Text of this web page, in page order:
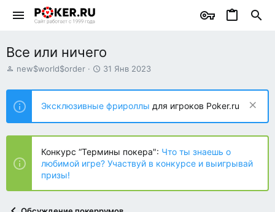
Все или ничего
А
т
о
р
т
е
ы
new$world$order
Д
т
н
а
ч
л
а
31 Янв 2023
Эксклюзивные фрироллы для игроков Poker.ru
Конкурс “Термины покера": Что ты знаешь о
любимой игре? Участвуй в конкурсе и выигрывай
призы!